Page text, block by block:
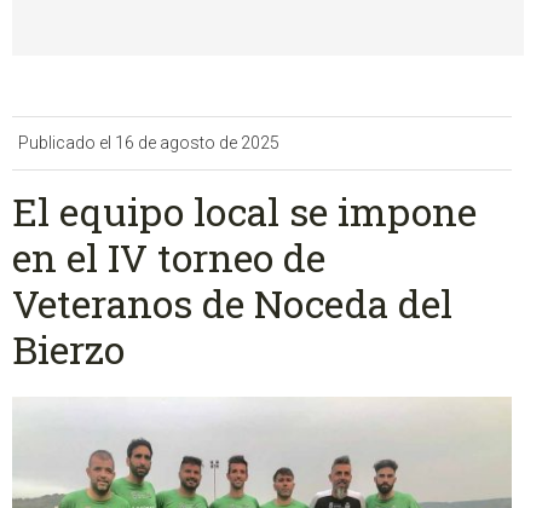
Publicado el 16 de agosto de 2025
El equipo local se impone
en el IV torneo de
Veteranos de Noceda del
Bierzo